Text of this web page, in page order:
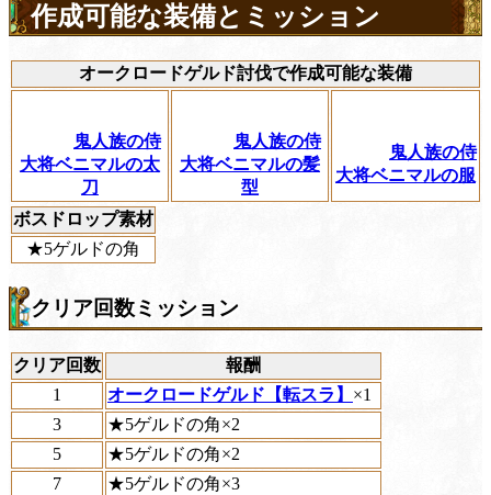
作成可能な装備とミッション
オークロードゲルド討伐で作成可能な装備
鬼人族の侍
大将ベニマルの太
刀
鬼人族の侍
大将ベニマルの髪
型
鬼人族の侍
大将ベニマルの服
ボスドロップ素材
★5ゲルドの角
クリア回数ミッション
クリア回数
報酬
1
オークロードゲルド【転スラ】 ×1
3
★5ゲルドの角×2
5
★5ゲルドの角×2
7
★5ゲルドの角×3